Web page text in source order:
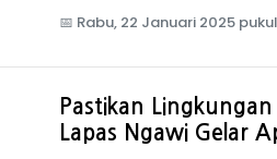
📅 Rabu, 22 Januari 2025 pukul
Pastikan
Lapas Ngawi Gelar